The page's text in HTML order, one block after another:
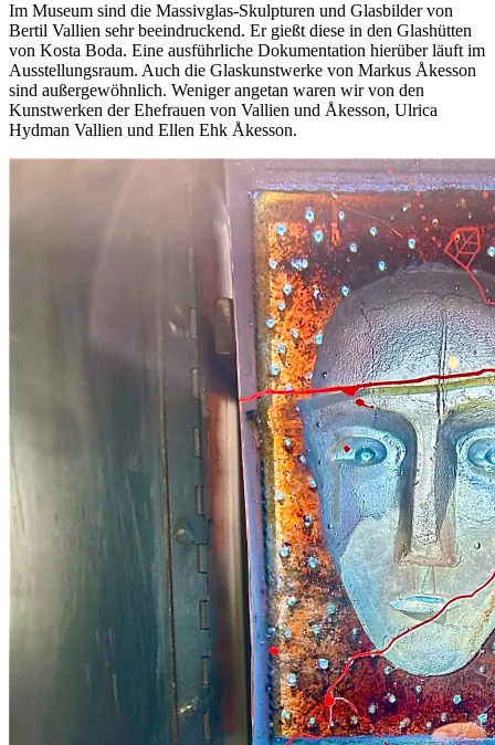
Im Museum sind die Massivglas-Skulpturen und Glasbilder von
Bertil Vallien sehr beeindruckend. Er gießt diese in den Glashütten
von Kosta Boda. Eine ausführliche Dokumentation hierüber läuft im
Ausstellungsraum. Auch die Glaskunstwerke von Markus Åkesson
sind außergewöhnlich. Weniger angetan waren wir von den
Kunstwerken der Ehefrauen von Vallien und Åkesson, Ulrica
Hydman Vallien und Ellen Ehk Åkesson.